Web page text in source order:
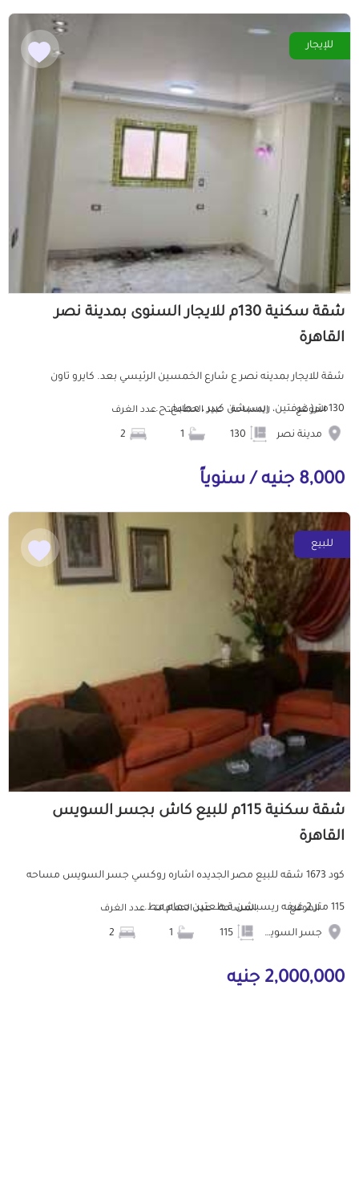
للإيجار
شقة سكنية 130م للايجار السنوى بمدينة نصر
القاهرة
شقة للايجار بمدينه نصر ع شارع الخمسين الرئيسي بعد. كايرو تاون
130متر( غرفتين، ريسبشن كبير ، مطبخ، ح... الموقع
مدينة نصر
المساحة عدد الحمامات عدد الغرف
8,000 جنيه / سنوياً
للبيع
شقة سكنية 115م للبيع كاش بجسر السويس
القاهرة
كود 1673 شقه للبيع مصر الجديده اشاره روكسي جسر السويس مساحه
115 متر 2 غرفه ريسبشن قطعتين حمام مط... الموقع
جسر السويس
المساحة عدد الحمامات عدد الغرف
2,000,000 جنيه